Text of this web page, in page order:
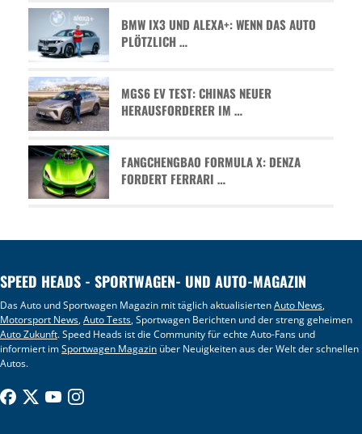
BMW IX3 UND ALEXA+: WENN DAS AUTO
PLÖTZLICH …
MGS6 EV TEST: CHINAS NEUER
HERAUSFORDERER IM …
FANGCHENGBAO FORMULA X: DENZA
FORDERT FERRARI …
SPEED HEADS - SPORTWAGEN- UND AUTO-MAGAZIN
Das Auto und Sportwagen Magazin mit täglich aktualisiertenAuto News,
Motorsport News,Auto Tests, Sportwagen Berichten und der streng geheimen
Auto Zukunft. Speed Heads ist die Community für echte Auto-Fans und
informiert imSportwagen Magazin über Neuigkeiten aus der Welt der schnellen
Autos.